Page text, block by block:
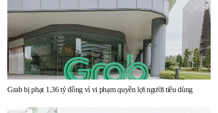
Grab bị phạt 1,36 tỷ đồng vì vi phạm quyền lợi người tiêu dùng